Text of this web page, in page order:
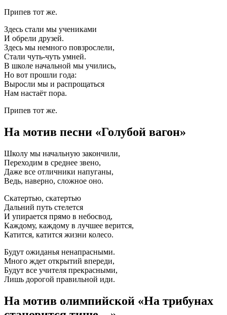
Припев тот же.
Здесь стали мы учениками
И обрели друзей.
Здесь мы немного повзрослели,
Стали чуть-чуть умней.
В школе начальной мы учились,
Но вот прошли года:
Выросли мы и распрощаться
Нам настаёт пора.
Припев тот же.
На мотив песни «Голубой вагон»
Школу мы начальную закончили,
Переходим в среднее звено,
Даже все отличники напуганы,
Ведь, наверно, сложное оно.
Скатертью, скатертью
Дальний путь стелется
И упирается прямо в небосвод,
Каждому, каждому в лучшее верится,
Катится, катится жизни колесо.
Будут ожиданья ненапрасными.
Много ждет открытий впереди,
Будут все учителя прекрасными,
Лишь дорогой правильной иди.
На мотив олимпийской «На трибунах